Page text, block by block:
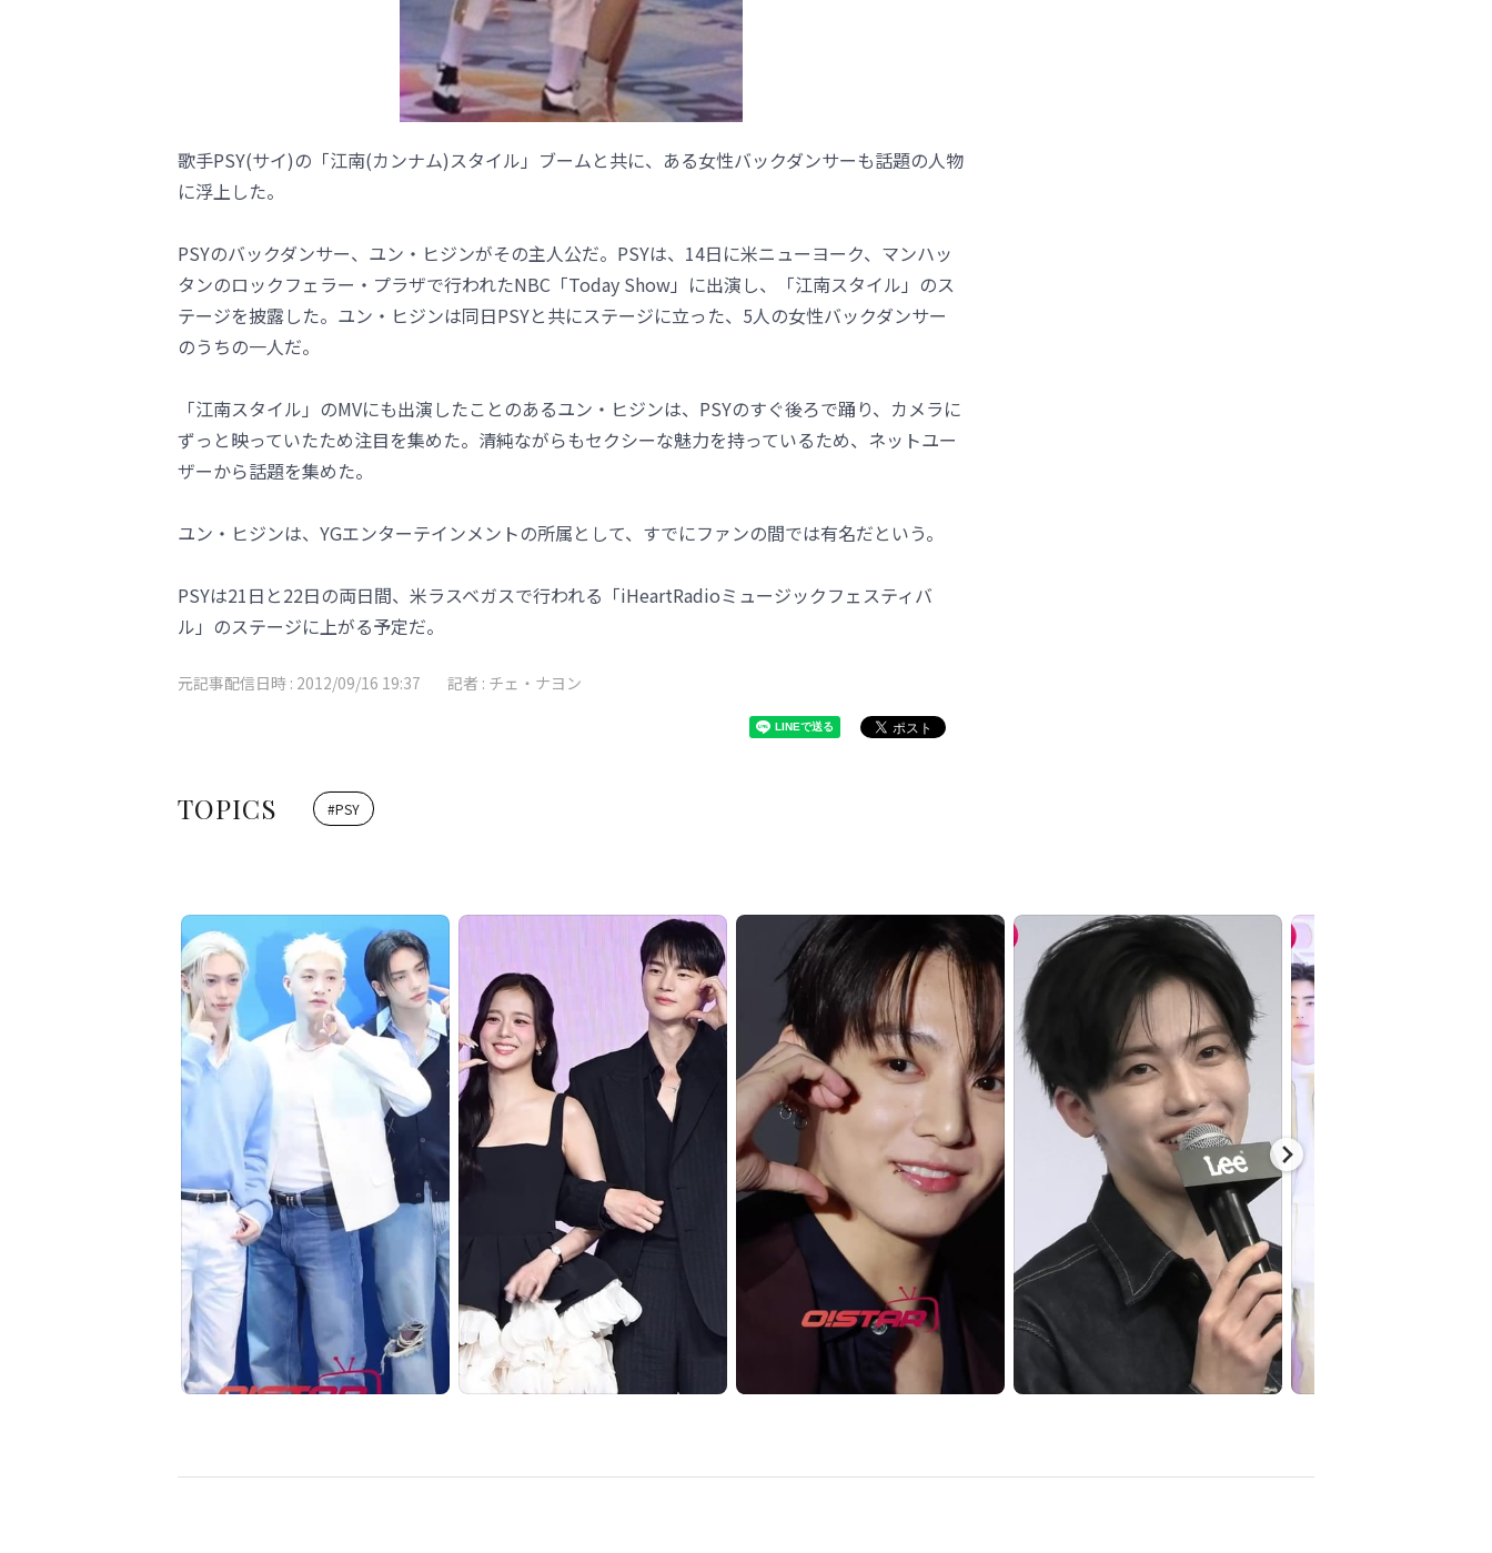
歌手PSY(サイ)の「江南(カンナム)スタイル」ブームと共に、ある女性バックダンサーも話題の人物
に浮上した。
PSYのバックダンサー、ユン・ヒジンがその主人公だ。PSYは、14日に米ニューヨーク、マンハッ
タンのロックフェラー・プラザで行われたNBC「Today Show」に出演し、「江南スタイル」のス
テージを披露した。ユン・ヒジンは同日PSYと共にステージに立った、5人の女性バックダンサー
のうちの一人だ。
「江南スタイル」のMVにも出演したことのあるユン・ヒジンは、PSYのすぐ後ろで踊り、カメラに
ずっと映っていたため注目を集めた。清純ながらもセクシーな魅力を持っているため、ネットユー
ザーから話題を集めた。
ユン・ヒジンは、YGエンターテインメントの所属として、すでにファンの間では有名だという。
PSYは21日と22日の両日間、米ラスベガスで行われる「iHeartRadioミュージックフェスティバ
ル」のステージに上がる予定だ。
元記事配信日時 : 2012/09/16 19:37 記者 : チェ・ナヨン
TOPICS #PSY